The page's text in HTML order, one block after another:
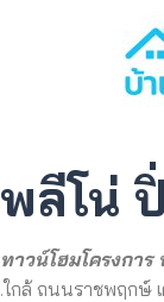
พลีโน่
ทาวน์โฮมโครงกา
.ใกล้ ถนนราชพฤกษ์